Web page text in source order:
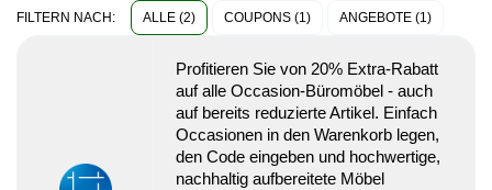
FILTERN NACH: ALLE (2) COUPONS (1) ANGEBOTE (1)
Profitieren Sie von 20% Extra-Rabatt
auf alle Occasion-Büromöbel - auch
auf bereits reduzierte Artikel. Einfach
Occasionen in den Warenkorb legen,
den Code eingeben und hochwertige,
nachhaltig aufbereitete Möbel